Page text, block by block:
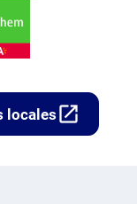
locales open_in_new